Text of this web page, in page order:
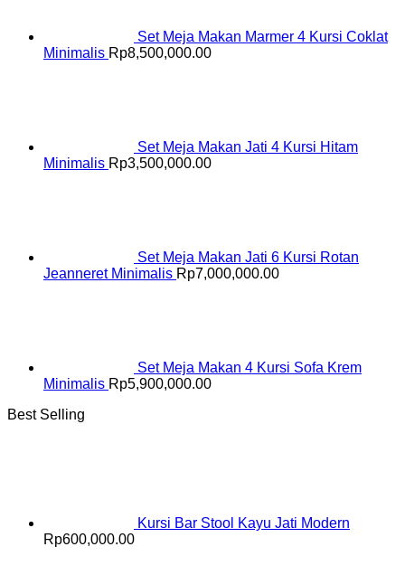
Set Meja Makan Marmer 4 Kursi Coklat
Minimalis Rp8,500,000.00
Set Meja Makan Jati 4 Kursi Hitam
Minimalis Rp3,500,000.00
Set Meja Makan Jati 6 Kursi Rotan
Jeanneret Minimalis Rp7,000,000.00
Set Meja Makan 4 Kursi Sofa Krem
Minimalis Rp5,900,000.00
Best Selling
Kursi Bar Stool Kayu Jati Modern
Rp600,000.00